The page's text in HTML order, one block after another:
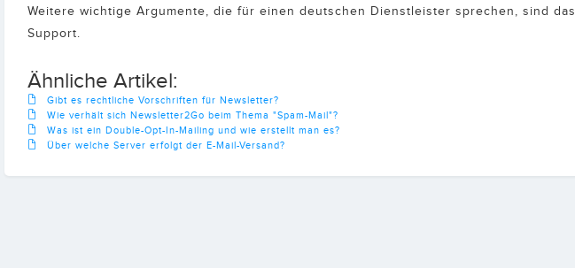
Weitere wichtige Argumente, die für einen deutschen Dienstleister sprechen, sind das
Support.
Ähnliche Artikel:
Gibt es rechtliche Vorschriften für Newsletter?
Wie verhält sich Newsletter2Go beim Thema "Spam-Mail"?
Was ist ein Double-Opt-In-Mailing und wie erstellt man es?
Über welche Server erfolgt der E-Mail-Versand?